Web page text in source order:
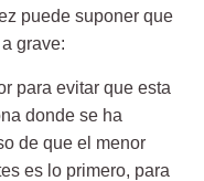
puede suponer que
grave:
para evitar que esta
donde se ha
de que el menor
es lo primero, para